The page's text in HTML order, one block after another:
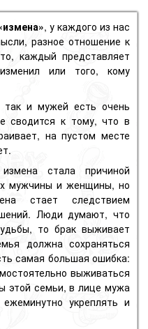
, у каждого из нас
разное отношение к
каждый представляет
или того, кому
и мужей есть очень
сводится к тому, что в
на пустом месте
стала причиной
мужчины и женщины, но
стает следствием
Люди думают, что
то брак выживает
должна сохраняться
самая большая ошибка:
выживаться
этой семьи, в лице мужа
укреплять и